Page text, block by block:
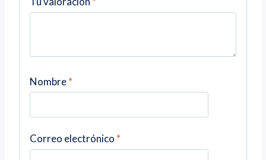
Nombre*
Correo electrónico *